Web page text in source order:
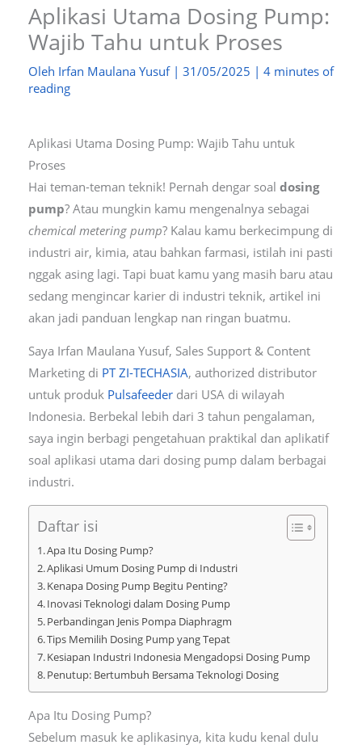
Aplikasi Utama Dosing Pump:
Wajib Tahu untuk Proses
Oleh Irfan Maulana Yusuf | 31/05/2025 | 4 minutes of
reading
Aplikasi Utama Dosing Pump: Wajib Tahu untuk
Proses
Hai teman-teman teknik! Pernah dengar soal dosing
pump? Atau mungkin kamu mengenalnya sebagai
chemical metering pump? Kalau kamu berkecimpung di
industri air, kimia, atau bahkan farmasi, istilah ini pasti
nggak asing lagi. Tapi buat kamu yang masih baru atau
sedang mengincar karier di industri teknik, artikel ini
akan jadi panduan lengkap nan ringan buatmu.
Saya Irfan Maulana Yusuf, Sales Support & Content
Marketing di PT ZI-TECHASIA, authorized distributor
untuk produk Pulsafeederdari USA di wilayah
Indonesia. Berbekal lebih dari 3 tahun pengalaman,
saya ingin berbagi pengetahuan praktikal dan aplikatif
soal aplikasi utama dari dosing pump dalam berbagai
industri.
Daftar isi
Apa Itu Dosing Pump?
Aplikasi Umum Dosing Pump di Industri
Kenapa Dosing Pump Begitu Penting?
Inovasi Teknologi dalam Dosing Pump
Perbandingan Jenis Pompa Diaphragm
Tips Memilih Dosing Pump yang Tepat
Kesiapan Industri Indonesia Mengadopsi Dosing Pump
Penutup: Bertumbuh Bersama Teknologi Dosing
Apa Itu Dosing Pump?
Sebelum masuk ke aplikasinya, kita kudu kenal dulu